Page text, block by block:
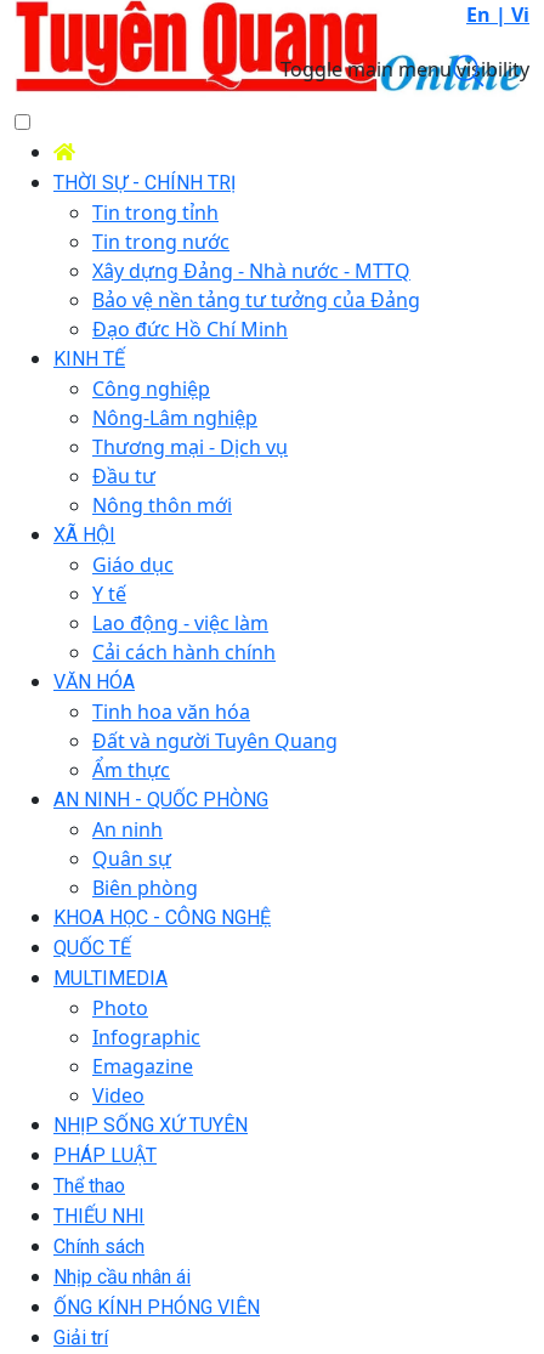
En | Vi
Toggle main menu visibility
THỜI SỰ - CHÍNH TRỊ
Tin trong tỉnh
Tin trong nước
Xây dựng Đảng - Nhà nước - MTTQ
Bảo vệ nền tảng tư tưởng của Đảng
Đạo đức Hồ Chí Minh
KINH TẾ
Công nghiệp
Nông-Lâm nghiệp
Thương mại - Dịch vụ
Đầu tư
Nông thôn mới
XÃ HỘI
Giáo dục
Y tế
Lao động - việc làm
Cải cách hành chính
VĂN HÓA
Tinh hoa văn hóa
Đất và người Tuyên Quang
Ẩm thực
AN NINH - QUỐC PHÒNG
An ninh
Quân sự
Biên phòng
KHOA HỌC - CÔNG NGHỆ
QUỐC TẾ
MULTIMEDIA
Photo
Infographic
Emagazine
Video
NHỊP SỐNG XỨ TUYÊN
PHÁP LUẬT
Thể thao
THIẾU NHI
Chính sách
Nhịp cầu nhân ái
ỐNG KÍNH PHÓNG VIÊN
Giải trí